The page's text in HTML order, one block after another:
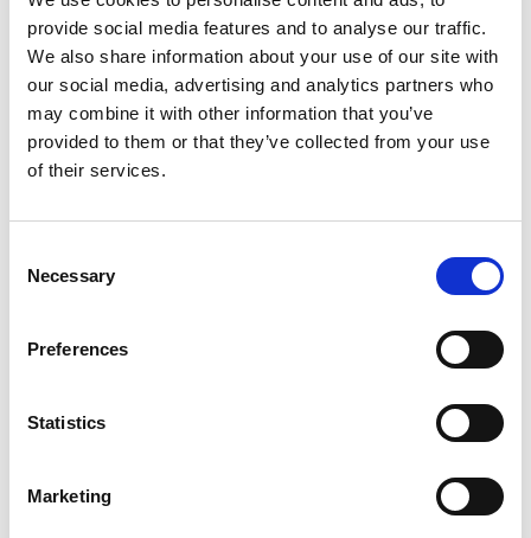
provide social media features and to analyse our traffic.
We also share information about your use of our site with
our social media, advertising and analytics partners who
may combine it with other information that you’ve
provided to them or that they’ve collected from your use
of their services.
Selection
Necessary
Preferences
Statistics
Marketing
€266,00 €284,00
Btw
Bekijk product
€645,00 €753,02
Bekijk product
telescoopladder
SumoStance ladder 2x14